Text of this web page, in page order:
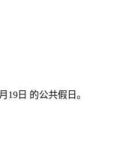
19日 的公共假日。